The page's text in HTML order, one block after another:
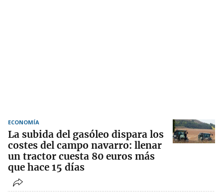
ECONOMÍA
La subida del gasóleo dispara los
costes del campo navarro: llenar
un tractor cuesta 80 euros más
que hace 15 días